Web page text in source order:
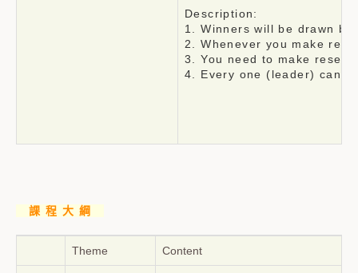
Description:
1. Winners will be drawn
2. Whenever you make
3. You need to make
4. Every one (leader) can
課 程 大 綱
Theme Content